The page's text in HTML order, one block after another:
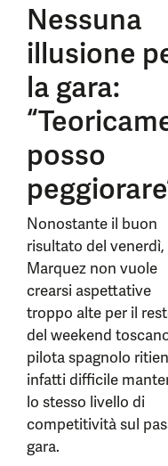
Nessuna
illusione
la gara:
posso
Nonostante il buon
risultato del venerdì,
Marquez non vuole
crearsi aspettative
troppo alte per il
del weekend
pilota spagnolo
infatti difficile
lo stesso livello di
competitività sul
gara.